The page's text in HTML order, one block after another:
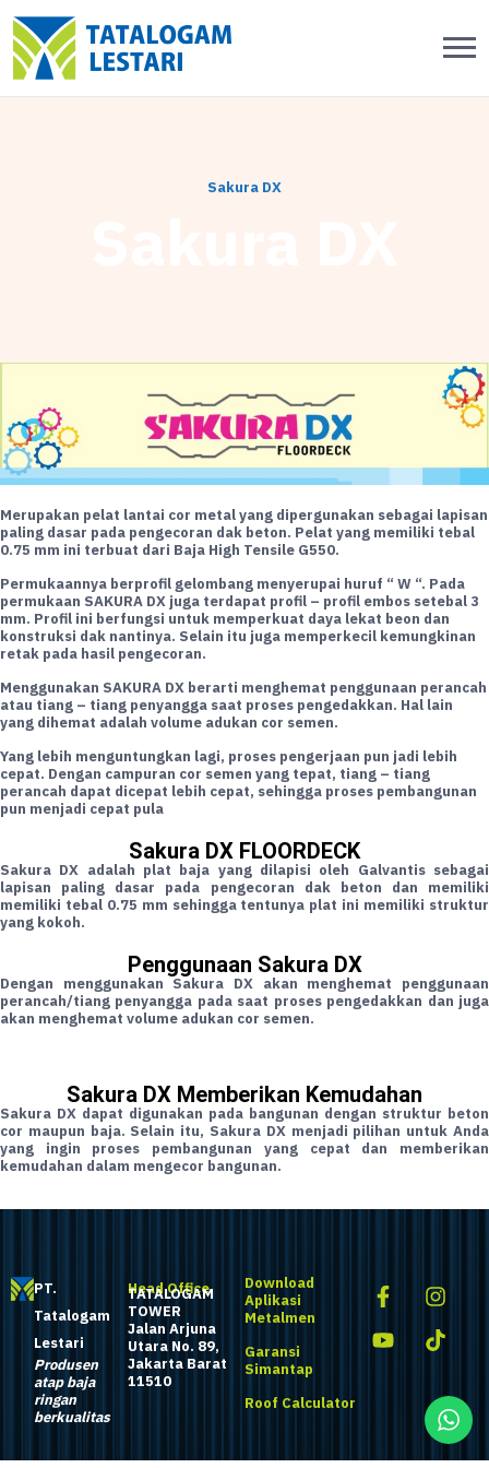
Sakura DX
Merupakan pelat lantai cor metal yang dipergunakan sebagai lapisan
paling dasar pada pengecoran dak beton. Pelat yang memiliki tebal
0.75 mm ini terbuat dari Baja High Tensile G550.
Permukaannya berprofil gelombang menyerupai huruf “ W “. Pada
permukaan SAKURA DX juga terdapat profil – profil embos setebal 3
mm. Profil ini berfungsi untuk memperkuat daya lekat beon dan
konstruksi dak nantinya. Selain itu juga memperkecil kemungkinan
retak pada hasil pengecoran.
Menggunakan SAKURA DX berarti menghemat penggunaan perancah
atau tiang – tiang penyangga saat proses pengedakkan. Hal lain
yang dihemat adalah volume adukan cor semen.
Yang lebih menguntungkan lagi, proses pengerjaan pun jadi lebih
cepat. Dengan campuran cor semen yang tepat, tiang – tiang
perancah dapat dicepat lebih cepat, sehingga proses pembangunan
pun menjadi cepat pula
Sakura DX FLOORDECK
Sakura DX adalah plat baja yang dilapisi oleh Galvantis sebagai
lapisan paling dasar pada pengecoran dak beton dan memiliki
memiliki tebal 0.75 mm sehingga tentunya plat ini memiliki struktur
yang kokoh.
Penggunaan Sakura DX
Dengan menggunakan Sakura DX akan menghemat penggunaan
perancah/tiang penyangga pada saat proses pengedakkan dan juga
akan menghemat volume adukan cor semen.
Sakura DX Memberikan Kemudahan
Sakura DX dapat digunakan pada bangunan dengan struktur beton
cor maupun baja. Selain itu, Sakura DX menjadi pilihan untuk Anda
yang ingin proses pembangunan yang cepat dan memberikan
kemudahan dalam mengecor bangunan.
PT.
Tatalogam
Lestari
Produsen
atap baja
ringan
berkualitas
Head Office
TATALOGAM
TOWER
Jalan Arjuna
Utara No. 89,
Jakarta Barat
11510
Download
Aplikasi
Metalmen
Garansi
Simantap
Roof Calculator